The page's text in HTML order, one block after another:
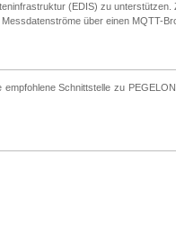
(EDIS) zu
über einen MQTT-
Schnittstelle zu